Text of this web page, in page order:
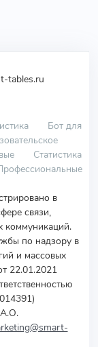
tables.ru
Бот для
Статистика
в
связи,
коммуникаций.
по надзору в
и массовых
22.01.2021